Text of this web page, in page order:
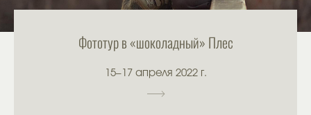
Фототур в «шоколадный» Плес
15–17 апреля 2022 г.